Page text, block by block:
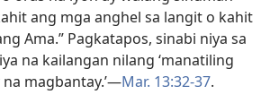
ang mga anghel sa langit o kahit
Ama.” Pagkatapos, sinabi niya sa
na kailangan nilang ‘manatiling
na magbantay.’—Mar. 13:32-37.